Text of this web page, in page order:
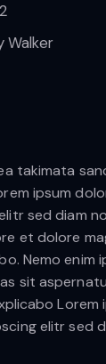
Walker
takimata
ipsum
sed diam
et dolore
Nemo enim
sit
Lorem
elitr sed